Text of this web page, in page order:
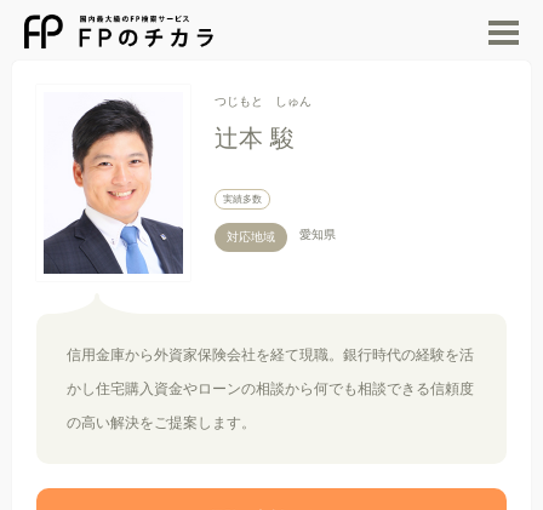
辻本 駿
つじもと しゅん
実績多数
対応地域 愛知県
信用金庫から外資家保険会社を経て現職。銀行時代の経験を活
かし住宅購入資金やローンの相談から何でも相談できる信頼度
の高い解決をご提案します。